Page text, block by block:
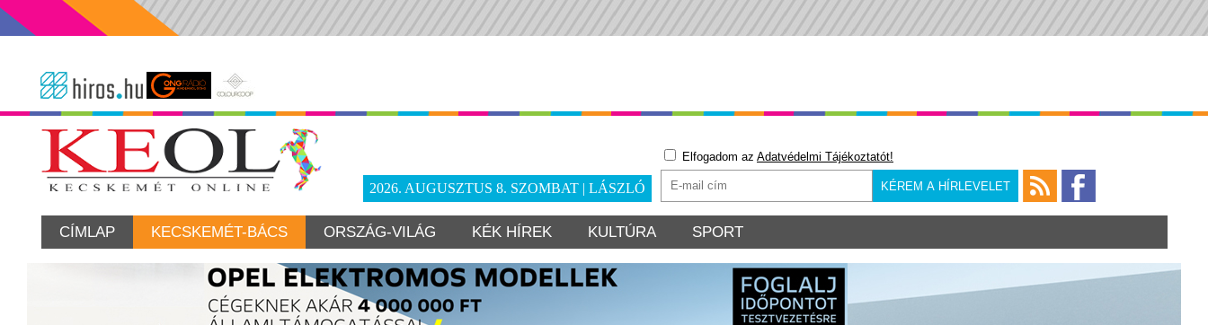
2026. AUGUSZTUS 8. SZOMBAT | LÁSZLÓ
Elfogadom az Adatvédelmi Tájékoztatót!
CÍMLAP KECSKEMÉT-BÁCS ORSZÁG-VILÁG KÉK HÍREK KULTÚRA SPORT